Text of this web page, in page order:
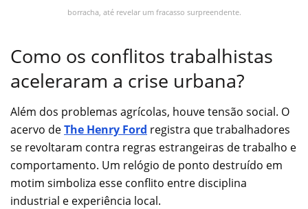
borracha, até revelar um fracasso surpreendente.
Como os conflitos trabalhistas
aceleraram a crise urbana?
Além dos problemas agrícolas, houve tensão social. O
acervo deThe Henry Ford registra que trabalhadores
se revoltaram contra regras estrangeiras de trabalho e
comportamento. Um relógio de ponto destruído em
motim simboliza esse conflito entre disciplina
industrial e experiência local.